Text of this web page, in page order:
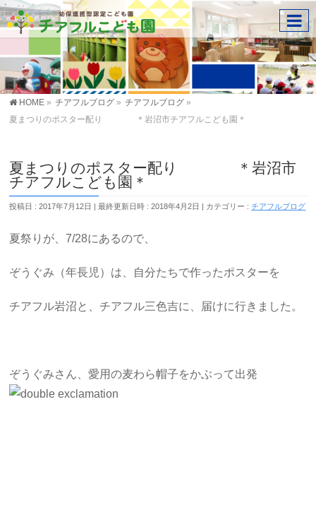
HOME » チアフルブログ » チアフルブログ »
夏まつりのポスター配り ＊岩沼市チアフルこども園＊
夏まつりのポスター配り ＊岩沼市
チアフルこども園＊
投稿日 : 2017年7月12日 最終更新日時 : 2018年4月2日 カテゴリー :チアフルブログ
夏祭りが、7/28にあるので、
ぞうぐみ（年長児）は、自分たちで作ったポスターを
チアフル岩沼と、チアフル三色吉に、届けに行きました。
ぞうぐみさん、愛用の麦わら帽子をかぶって出発